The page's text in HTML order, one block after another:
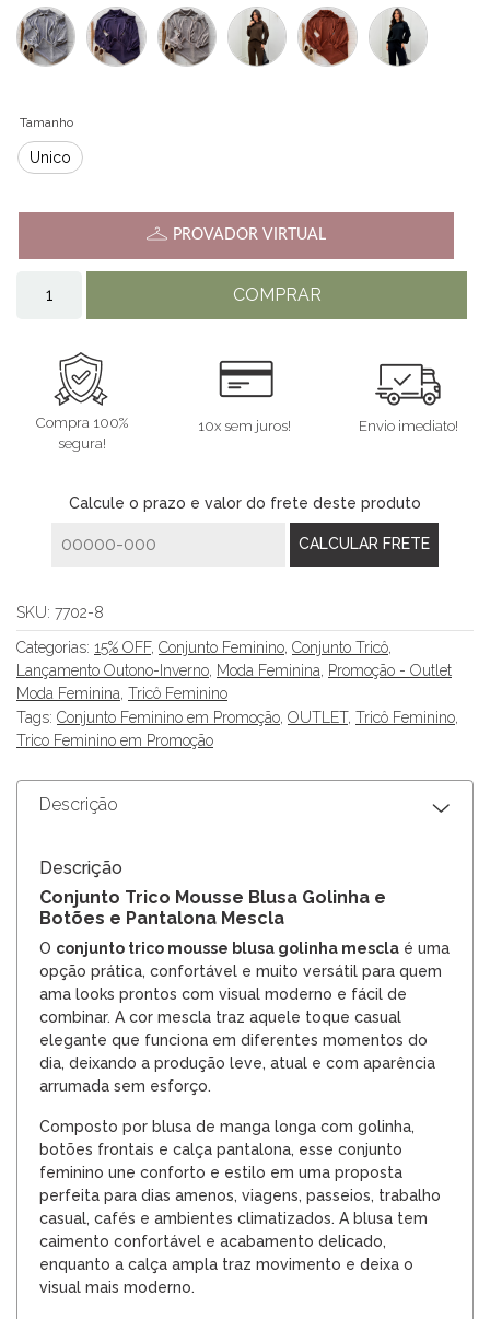
Tamanho
Único
PROVADOR VIRTUAL
COMPRAR
Compra 100%
segura!
10x sem juros! Envio imediato!
Calcule o prazo e valor do frete deste produto
SKU: 7702-8
Categorias: 15% OFF, Conjunto Feminino, Conjunto Tricô,
Lançamento Outono-Inverno, Moda Feminina, Promoção - Outlet
Moda Feminina, Tricô Feminino
Tags: Conjunto Feminino em Promoção, OUTLET, Tricô Feminino,
Trico Feminino em Promoção
Descrição
Descrição
Conjunto Trico Mousse Blusa Golinha e
Botões e Pantalona Mescla
O conjunto trico mousse blusa golinha mescla é uma
opção prática, confortável e muito versátil para quem
ama looks prontos com visual moderno e fácil de
combinar. A cor mescla traz aquele toque casual
elegante que funciona em diferentes momentos do
dia, deixando a produção leve, atual e com aparência
arrumada sem esforço.
Composto por blusa de manga longa com golinha,
botões frontais e calça pantalona, esse conjunto
feminino une conforto e estilo em uma proposta
perfeita para dias amenos, viagens, passeios, trabalho
casual, cafés e ambientes climatizados. A blusa tem
caimento confortável e acabamento delicado,
enquanto a calça ampla traz movimento e deixa o
visual mais moderno.